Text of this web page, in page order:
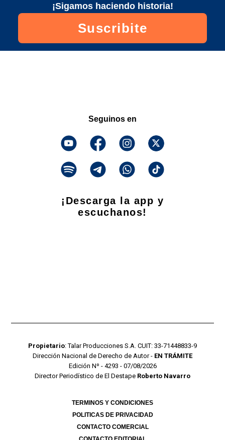
¡Sigamos haciendo historia!
Suscribite
Seguinos en
¡Descarga la app y
escuchanos!
Propietario: Talar Producciones S.A. CUIT: 33-71448833-9
Dirección Nacional de Derecho de Autor - EN TRÁMITE
Edición Nº - 4293 - 07/08/2026
Director Periodístico de El Destape Roberto Navarro
TERMINOS Y CONDICIONES
POLITICAS DE PRIVACIDAD
CONTACTO COMERCIAL